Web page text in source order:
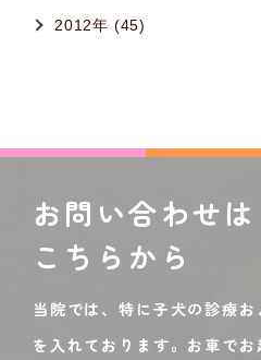
2012年 (45)
お問い合わせは
こちらから
当院では、特に子犬の診療
を入れております。お車で